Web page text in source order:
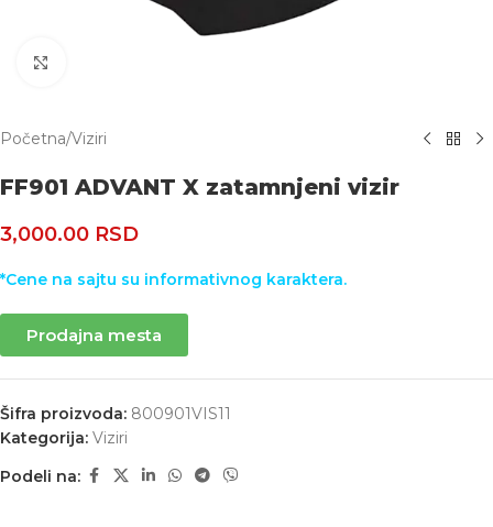
Početna/Viziri
FF901 ADVANT X zatamnjeni vizir
3,000.00 RSD
*Cene na sajtu su informativnog karaktera.
Prodajna mesta
Šifra proizvoda: 800901VIS11
Kategorija: Viziri
Podeli na: